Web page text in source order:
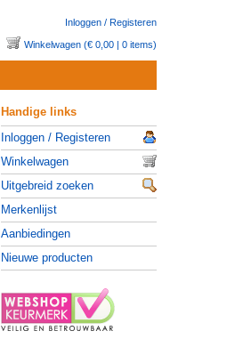
Inloggen / Registeren
Winkelwagen (€ 0,00 | 0 items)
Handige links
Inloggen / Registeren
Winkelwagen
Uitgebreid zoeken
Merkenlijst
Aanbiedingen
Nieuwe producten